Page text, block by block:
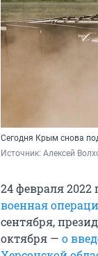
Сегодня Крым снова
Источник: Алексей
24 февраля
военная
сентября,
октября — о